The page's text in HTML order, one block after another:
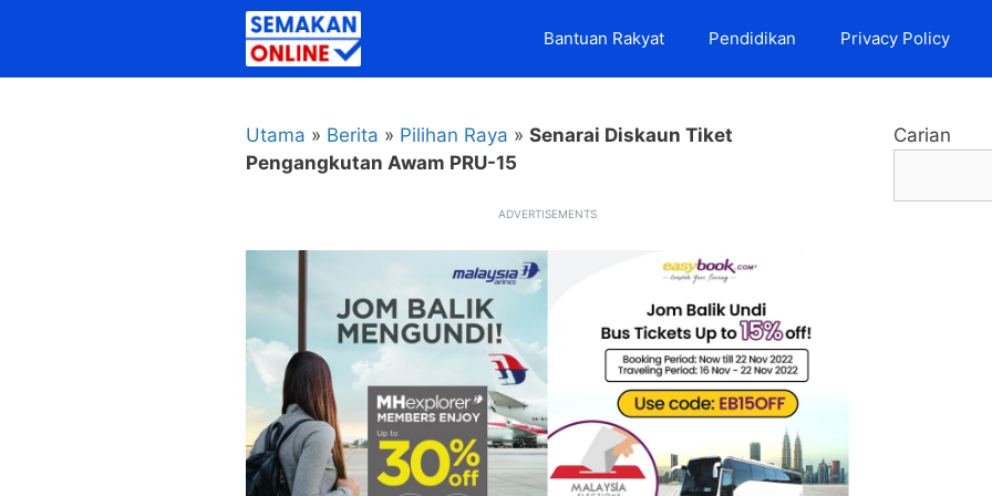
Bantuan Rakyat Pendidikan Privacy Policy
Utama » Berita » Pilihan Raya » Senarai Diskaun Tiket
Pengangkutan Awam PRU-15
ADVERTISEMENTS
Carian